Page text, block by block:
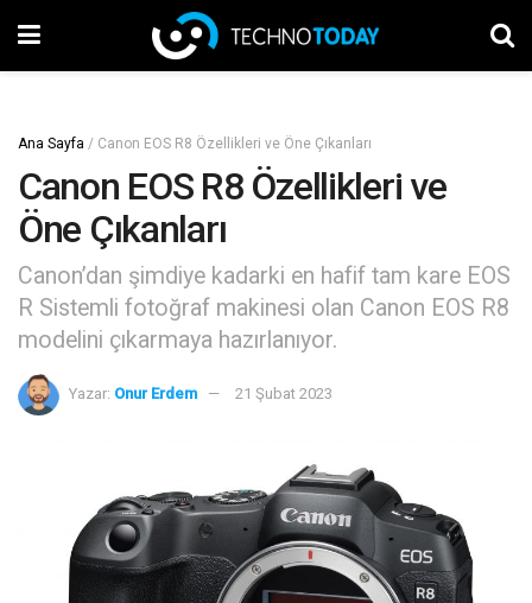
Ana Sayfa / Canon EOS R8 Özellikleri ve Öne Çıkanları
Canon EOS R8 Özellikleri ve
Öne Çıkanları
Canon’dan şimdiye kadarki en hafif tam kare EOS
R Sistemli fotoğraf makinesi olan Canon EOS R8
modelini çıkarmaya hazırlanıyor.
Yazar: Onur Erdem 21 Şubat 2023